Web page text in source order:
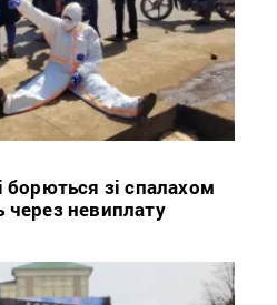
зі спалахом
через невиплату